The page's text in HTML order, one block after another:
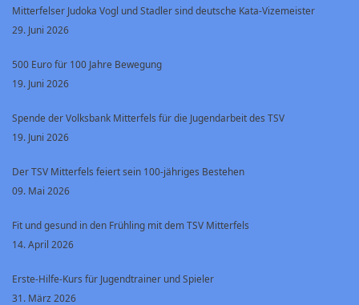
Mitterfelser Judoka Vogl und Stadler sind deutsche Kata-Vizemeister
29. Juni 2026
500 Euro für 100 Jahre Bewegung
19. Juni 2026
Spende der Volksbank Mitterfels für die Jugendarbeit des TSV
19. Juni 2026
Der TSV Mitterfels feiert sein 100-jähriges Bestehen
09. Mai 2026
Fit und gesund in den Frühling mit dem TSV Mitterfels
14. April 2026
Erste-Hilfe-Kurs für Jugendtrainer und Spieler
31. März 2026